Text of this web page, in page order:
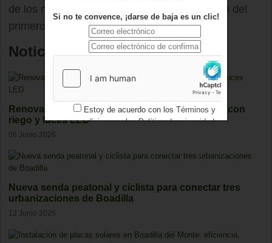
de los nuevos puntos de luz con el encendido del
primero de ellos.
Noticias relacionadas
Renovada la rotonda de Condesa de Chinchón con
riego y luces LED
06 Junio 2026
Nueva senda peatonal y ciclista para conectar tres
urbanizaciones de Boadilla
12 Junio 2026
Si no te convence, ¡darse de baja es un clic!
Estoy de acuerdo con los Términos y
condicionesy losPolítica de privacidad